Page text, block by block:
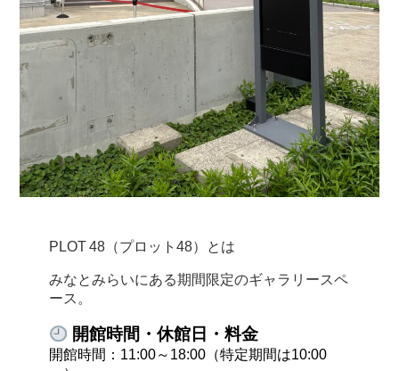
PLOT 48（プロット48）とは
みなとみらいにある期間限定のギャラリースペ
ース。
開館時間・休館日・料金
開館時間：11:00～18:00（特定期間は10:00